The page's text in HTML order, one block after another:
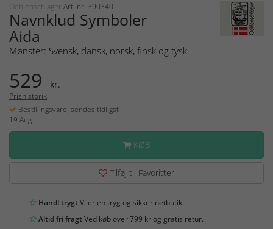
Oehlenschläger Art. nr: 390340
Navnklud Symboler
Aida
Mønster: Svensk, dansk, norsk, finsk og tysk.
529 kr.
Prishistorik
Bestillingsvare, sendes tidligst
19 Aug
KØB
Tilføj til Favoritter
Handl trygtVi er en tryg og sikker netbutik.
Altid fri fragtVed køb over 799 kr og gratis retur.